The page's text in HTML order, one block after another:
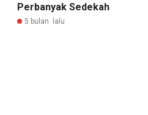
Perbanyak Sedekah
5 bulan lalu